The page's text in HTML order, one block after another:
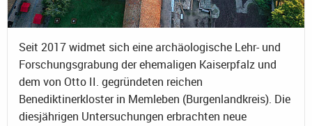
Seit 2017 widmet sich eine archäologische Lehr- und
Forschungsgrabung der ehemaligen Kaiserpfalz und
dem von Otto II. gegründeten reichen
Benediktinerkloster in Memleben (Burgenlandkreis). Die
diesjährigen Untersuchungen erbrachten neue